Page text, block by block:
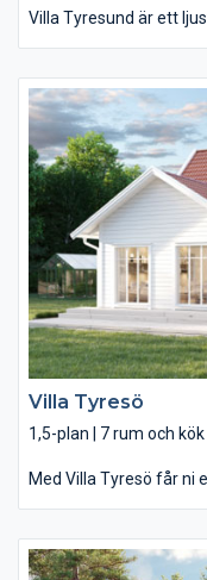
Villa Tyresund är ett
Tyresund alla i
för sig själva. På
bara ett steg från
uteplats. Här finns gott
som under trappan
med utsikt över
familjedel, som blir
Villa Tyresö
1,5-plan | 7 rum och
Med Villa Tyresö får ni
ljuset från det stora
entrén. I ena änden –